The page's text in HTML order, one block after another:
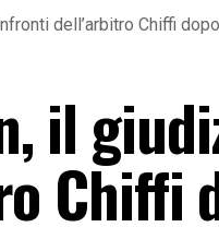
dell’arbitro Chiffi
il
Chiffi